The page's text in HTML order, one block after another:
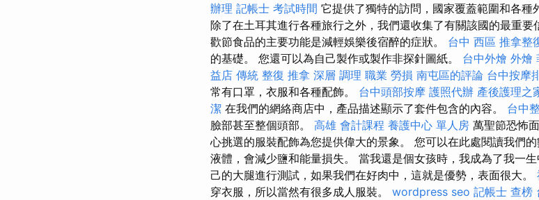
辦理 記帳士 考試時間 它提供了獨特的訪問，國家覆蓋範圍和各種
除了在土耳其進行各種旅行之外，我們還收集了有關該國的最重要
歡節食品的主要功能是減輕娛樂後宿醉的症狀。 台中 西區 推拿整
的基礎。 您還可以為自己製作或製作非探針圖紙。 台中外燴 外燴
益店 傳統 整復 推拿 深層 調理 職業 勞損 南屯區的評論 台中按摩
常有口罩，衣服和各種配飾。 台中頭部按摩 護照代辦 產後護理之
潔 在我們的網絡商店中，產品描述顯示了套件包含的內容。 台中
臉部甚至整個頭部。 高雄 會計課程 養護中心 單人房 萬聖節恐怖
心挑選的服裝配飾為您提供偉大的景象。 您可以在此處閱讀我們
液體，會減少鹽和能量損失。 當我還是個女孩時，我成為了我一
己的大腿進行測試，如果我們在好肉中，這就是優勢，表面很大。
穿衣服，所以當然有很多成人服裝。 wordpress seo 記帳士 查榜